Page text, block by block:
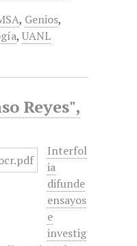
, Genios,
,UANL
Reyes",
Interfol
ia
difunde
ensayos
e
investig